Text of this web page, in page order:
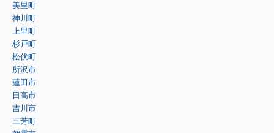
美里町
神川町
上里町
杉戸町
松伏町
所沢市
蓮田市
日高市
吉川市
三芳町